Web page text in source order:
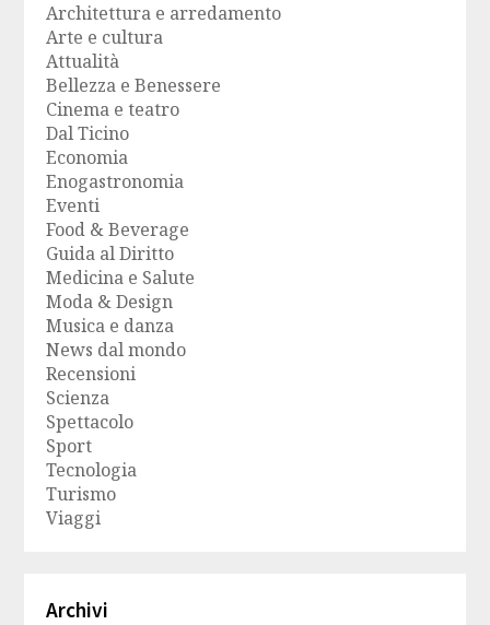
Architettura e arredamento
Arte e cultura
Attualità
Bellezza e Benessere
Cinema e teatro
Dal Ticino
Economia
Enogastronomia
Eventi
Food & Beverage
Guida al Diritto
Medicina e Salute
Moda & Design
Musica e danza
News dal mondo
Recensioni
Scienza
Spettacolo
Sport
Tecnologia
Turismo
Viaggi
Archivi